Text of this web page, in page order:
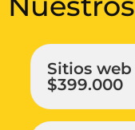
Sitios web
$399.000